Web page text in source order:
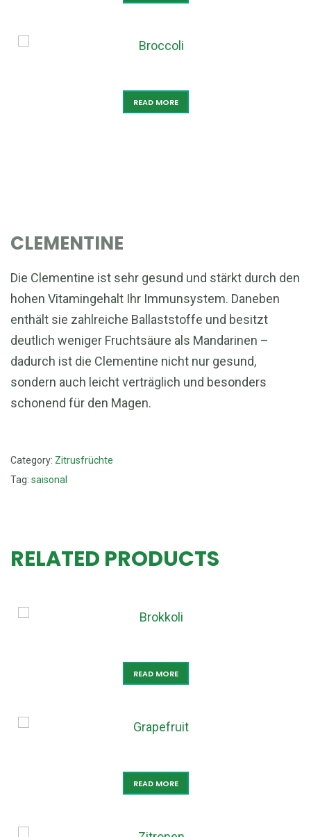
READ MORE
CLEMENTINE
Die Clementine ist sehr gesund und stärkt durch den
hohen Vitamingehalt Ihr Immunsystem. Daneben
enthält sie zahlreiche Ballaststoffe und besitzt
deutlich weniger Fruchtsäure als Mandarinen –
dadurch ist die Clementine nicht nur gesund,
sondern auch leicht verträglich und besonders
schonend für den Magen.
Category: Zitrusfrüchte
Tag: saisonal
RELATED PRODUCTS
READ MORE
READ MORE